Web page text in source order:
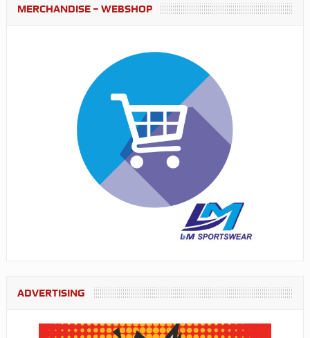
MERCHANDISE – WEBSHOP
ADVERTISING